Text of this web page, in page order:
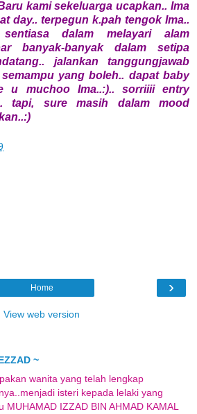
kami sekeluarga ucapkan.. Ima
day.. terpegun k.pah tengok Ima..
dalam melayari alam
banyak-banyak dalam setipa
jalankan tanggungjawab
yang boleh.. dapat baby
u muchoo Ima..:).. sorriiii entry
tapi, sure masih dalam mood
›
Home
View web version
~
wanita yang telah lengkap
isteri kepada lelaki yang
MUHAMAD IZZAD BIN AHMAD KAMAL